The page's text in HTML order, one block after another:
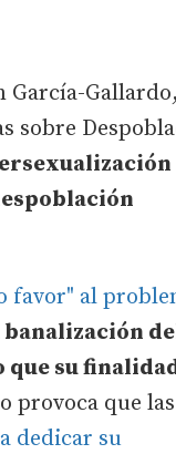
García-
sobre
favor" al
banalización
que su
provoca que las
dedicar su